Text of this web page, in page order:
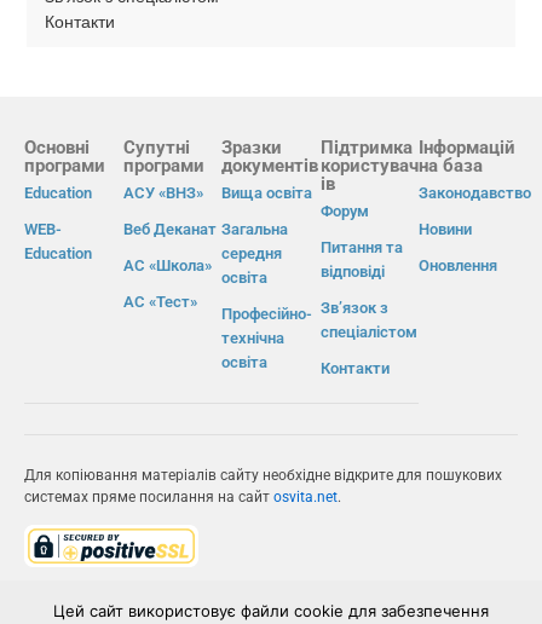
Контакти
Основні
програми
Education
WEB-
Education
Супутні
програми
АСУ «ВНЗ»
Веб Деканат
АС «Школа»
АС «Тест»
Зразки
документів
Вища освіта
Загальна
середня
освіта
Професійно-
технічна
освіта
Підтримка
користувач
ів
Форум
Питання та
відповіді
Зв’язок з
спеціалістом
Контакти
Інформацій
на база
Законодавство
Новини
Оновлення
Для копіювання матеріалів сайту необхідне відкрите для пошукових
системах пряме посилання на сайт osvita.net.
Цей сайт використовує файли cookie для забезпечення